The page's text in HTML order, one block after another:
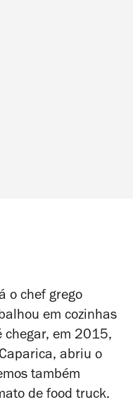
o chef grego
em cozinhas
chegar, em 2015,
abriu o
também
de food truck.